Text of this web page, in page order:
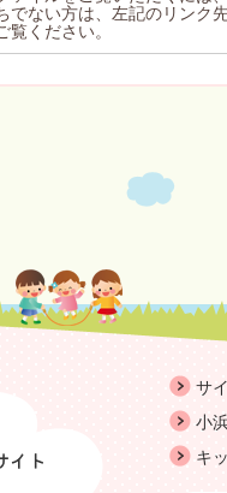
でない方は、左記のリンク
覧ください。
サ
小
キ